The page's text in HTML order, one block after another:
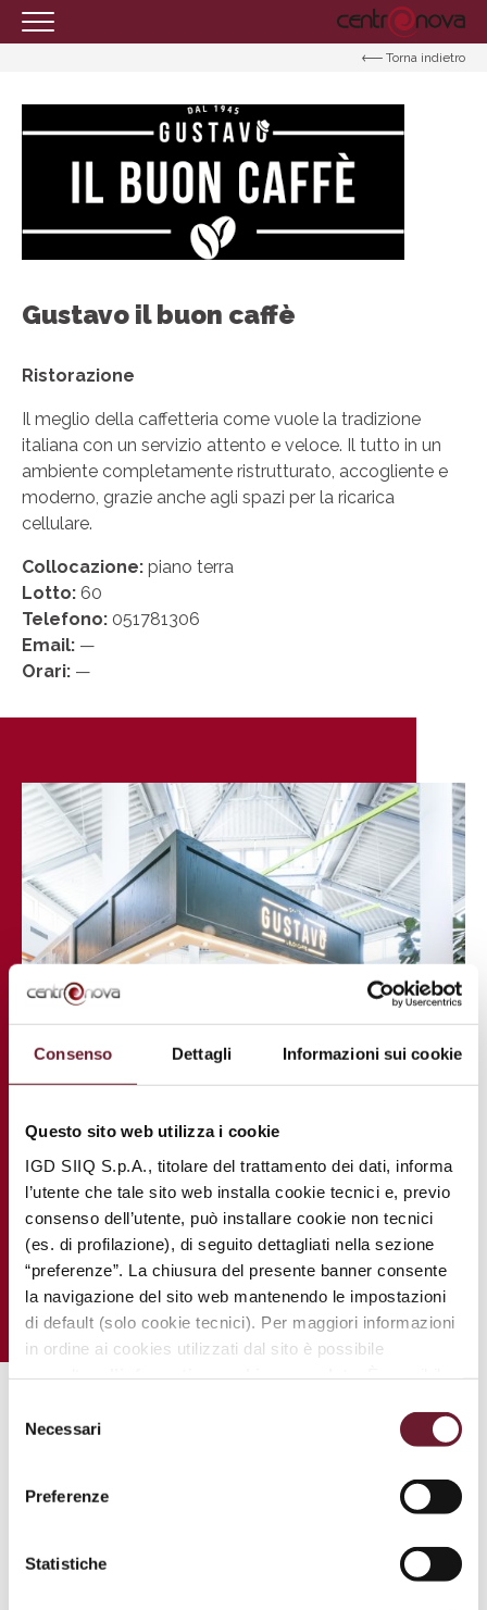
Consenso Dettagli Informazioni sui cookie
Questo sito web utilizza i cookie
IGD SIIQ S.p.A., titolare del trattamento dei dati, informa
l’utente che tale sito web installa cookie tecnici e, previo
consenso dell’utente, può installare cookie non tecnici
(es. di profilazione), di seguito dettagliati nella sezione
“preferenze”. La chiusura del presente banner consente
la navigazione del sito web mantenendo le impostazioni
di default (solo cookie tecnici). Per maggiori informazioni
in ordine ai cookies utilizzati dal sito è possibile
mediante il link “
delNecessari
Preferenze
Statistiche
IL CENTRO
COME RAGGIUNGERCI
PROMOZIONI
EVENTI
CONTATTI
Torna indietro
Gustavo il buon caffè
Ristorazione
Il meglio della caffetteria come vuole la tradizione
italiana con un servizio attento e veloce. Il tutto in un
ambiente completamente ristrutturato, accogliente e
moderno, grazie anche agli spazi per la ricarica
cellulare.
Collocazione: piano terra
Lotto: 60
Telefono: 051781306
Email: —
Orari: —